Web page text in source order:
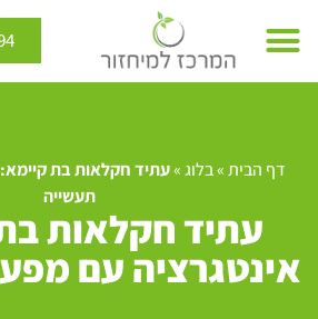
דף הבית»בלוג»עתיד חקלאות בת
תעשייה
עתיד חקלאות
אינטגרציה עם